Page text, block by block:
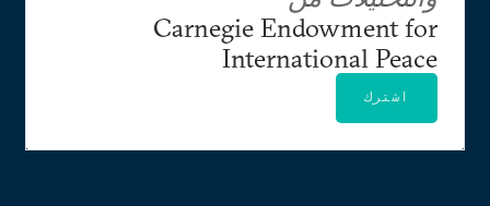
Carnegie Endowment for
International Peace
اشترك